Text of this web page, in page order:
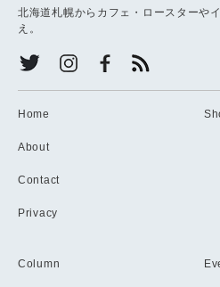
北海道札幌からカフェ・ロースターや
え。
Home
About
Contact
Privacy
Column